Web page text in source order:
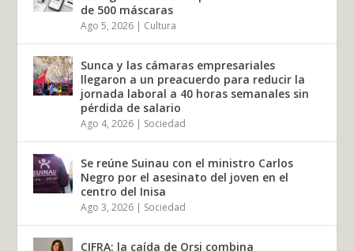
de 500 máscaras
Ago 5, 2026 | Cultura
Sunca y las cámaras empresariales
llegaron a un preacuerdo para reducir la
jornada laboral a 40 horas semanales sin
pérdida de salario
Ago 4, 2026 | Sociedad
Se reúne Suinau con el ministro Carlos
Negro por el asesinato del joven en el
centro del Inisa
Ago 3, 2026 | Sociedad
CIFRA: la caída de Orsi combina